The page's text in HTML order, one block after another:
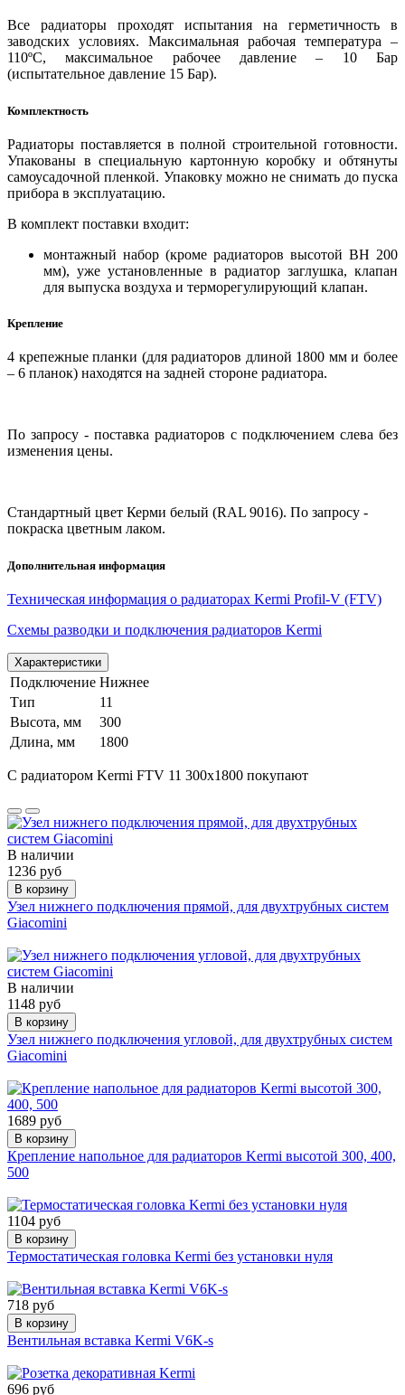
Все радиаторы проходят испытания на герметичность в
заводских условиях. Максимальная рабочая температура –
110ºС, максимальное рабочее давление – 10 Бар
(испытательное давление 15 Бар).
Комплектность
Радиаторы поставляется в полной строительной готовности.
Упакованы в специальную картонную коробку и обтянуты
самоусадочной пленкой. Упаковку можно не снимать до пуска
прибора в эксплуатацию.
В комплект поставки входит:
монтажный набор (кроме радиаторов высотой BH 200
мм), уже установленные в радиатор заглушка, клапан
для выпуска воздуха и терморегулирующий клапан.
Крепление
4 крепежные планки (для радиаторов длиной 1800 мм и более
– 6 планок) находятся на задней стороне радиатора.
По запросу - поставка радиаторов с подключением слева без
изменения цены.
Стандартный цвет Керми белый (RAL 9016). По запросу -
покраска цветным лаком.
Дополнительная информация
Техническая информация о радиаторах Kermi Profil-V (FTV)
Схемы разводки и подключения радиаторов Kermi
Характеристики
Подключение Нижнее
Тип
11
Высота, мм
300
Длина, мм
1800
С радиатором Kermi FTV 11 300х1800 покупают
В наличии
1236 руб
В корзину
Узел нижнего подключения прямой, для двухтрубных систем
Giacomini
В наличии
1148 руб
В корзину
Узел нижнего подключения угловой, для двухтрубных систем
Giacomini
1689 руб
В корзину
Крепление напольное для радиаторов Kermi высотой 300, 400,
500
1104 руб
В корзину
Термостатическая головка Kermi без установки нуля
718 руб
В корзину
Вентильная вставка Kermi V6K-s
696 руб